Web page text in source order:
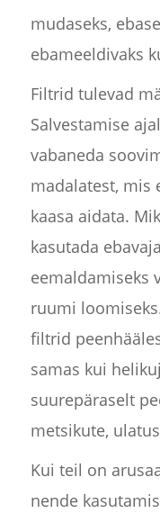
mudaseks,
ebameeldivaks
Filtrid tulevad
Salvestamise
vabaneda
madalatest, mis
kaasa aidata.
kasutada
eemaldamiseks
ruumi
filtrid
samas kui
suurepäraselt
metsikute,
Kui teil on
nende